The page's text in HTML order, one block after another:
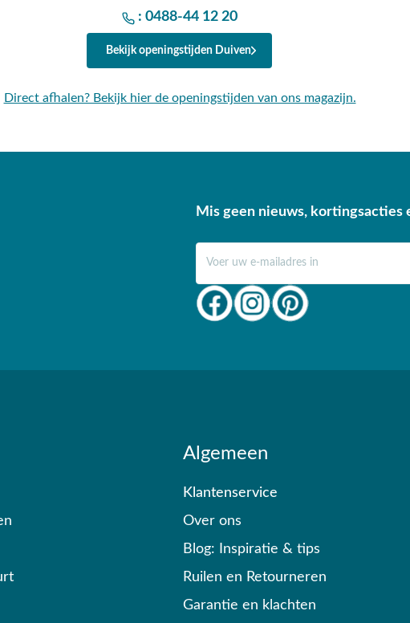
: 0488-44 12 20
Bekijk openingstijden Duiven
Direct afhalen? Bekijk hier de openingstijden van ons magazijn.
Mis geen nieuws, kortingsacties
Algemeen
Klantenservice
Over ons
Blog: Inspiratie & tips
Ruilen en Retourneren
Garantie en klachten